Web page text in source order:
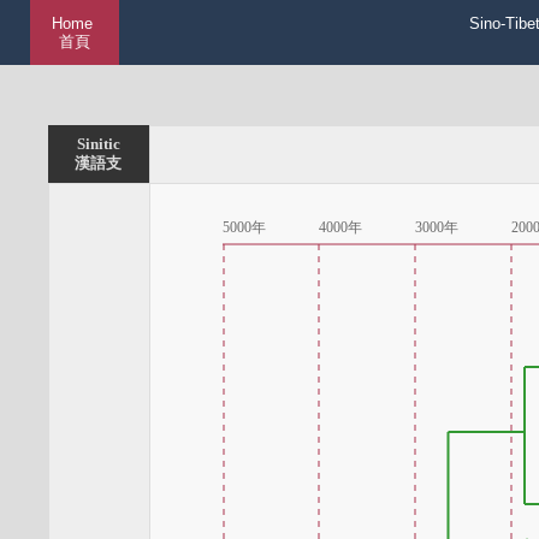
Home
首頁
Sino-
Sinitic
漢語支
5000年 4000年 3000年